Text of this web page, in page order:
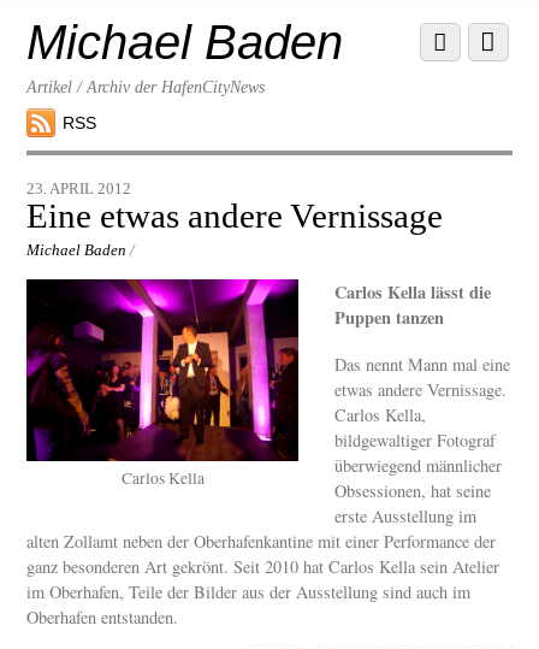
contentMichael Baden
Artikel / Archiv der HafenCityNews
RSS
Menu
Scroll
down
23. APRIL 2012
Eine etwas andere Vernissage
Michael Baden /
Carlos Kella
Carlos Kella lässt die
Puppen tanzen
Das nennt Mann mal eine
etwas andere Vernissage.
Carlos Kella,
bildgewaltiger Fotograf
überwiegend männlicher
Obsessionen, hat seine
erste Ausstellung im
alten Zollamt neben der Oberhafenkantine mit einer Performance der
ganz besonderen Art gekrönt. Seit 2010 hat Carlos Kella sein Atelier
im Oberhafen, Teile der Bilder aus der Ausstellung sind auch im
Oberhafen entstanden.